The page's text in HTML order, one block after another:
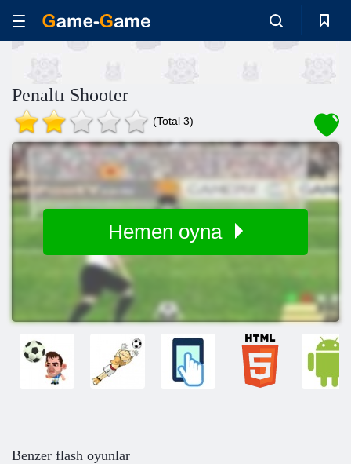
Penaltı Shooter
(Total 3)
Hemen oyna
Benzer flash oyunlar